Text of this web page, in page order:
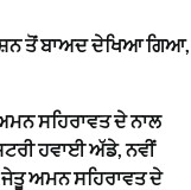
ਤੋਂ ਬਾਅਦ ਦੇਖਿਆ ਗਿਆ,
ਸਹਿਰਾਵਤ ਦੇ ਨਾਲ
ਹਵਾਈ ਅੱਡੇ, ਨਵੀਂ
ਅਮਨ ਸਹਿਰਾਵਤ ਦੇ